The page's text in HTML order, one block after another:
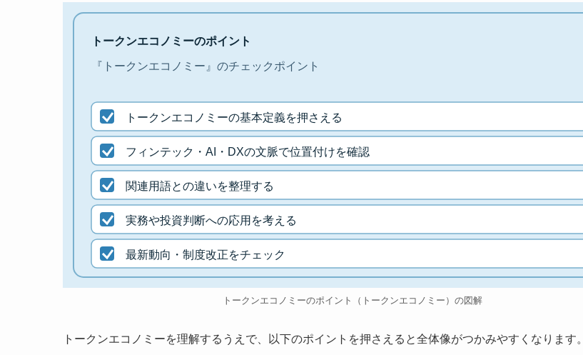
トークンエコノミーのポイント
『トークンエコノミー』のチェックポイント
トークンエコノミーの基本定義を押さえる
フィンテック・AI・DXの文脈で位置付けを確認
関連用語との違いを整理する
実務や投資判断への応用を考える
最新動向・制度改正をチェック
トークンエコノミーのポイント（トークンエコノミー）の図解
トークンエコノミーを理解するうえで、以下のポイントを押さえると全体像がつかみやすくなります。